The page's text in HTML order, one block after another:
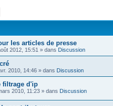
les articles de presse
2012, 15:51 » dans Discussion
2010, 14:46 » dans Discussion
filtrage d'ip
2010, 11:23 » dans Discussion